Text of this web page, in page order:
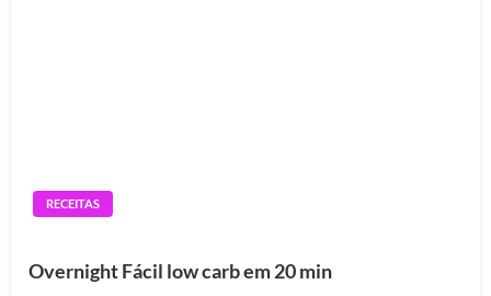
RECEITAS
Overnight Fácil low carb em 20 min